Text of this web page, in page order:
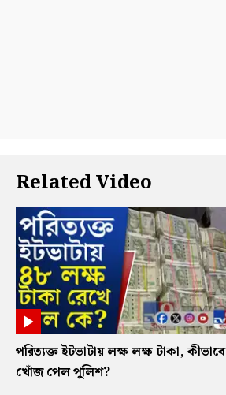
Related Video
পরিত্যক্ত ইটভাটায় লক্ষ লক্ষ টাকা, কীভাবে
খোঁজ পেল পুলিশ?